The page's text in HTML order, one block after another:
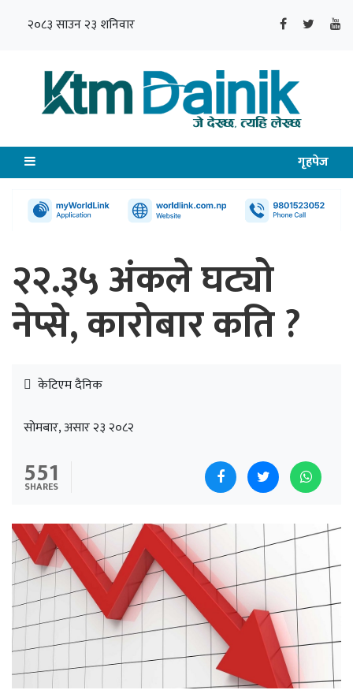
२०८३ साउन २३ शनिवार
गृहपेज
२२.३५ अंकले घट्यो
नेप्से, कारोबार कति ?
केटिएम दैनिक
सोमबार, असार २३ २०८२
551
SHARES